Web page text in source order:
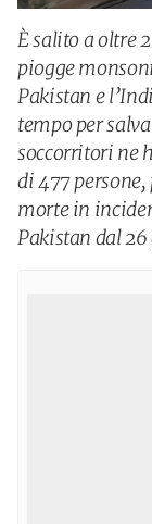
È salito a oltre
piogge
Pakistan e
tempo per
soccorritori ne
di 477
morte in
Pakistan dal